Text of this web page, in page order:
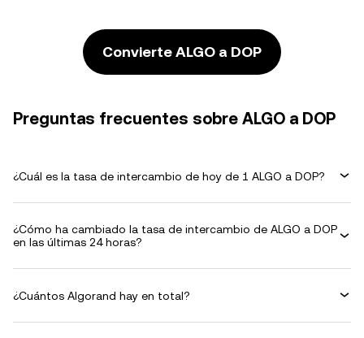
Convierte ALGO a DOP
Preguntas frecuentes sobre ALGO a DOP
¿Cuál es la tasa de intercambio de hoy de 1 ALGO a DOP?
¿Cómo ha cambiado la tasa de intercambio de ALGO a DOP
en las últimas 24 horas?
¿Cuántos Algorand hay en total?